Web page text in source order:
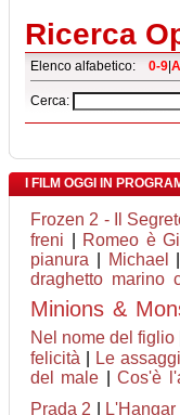
Ricerca
Elenco alfabetico: 0-9 A
Cerca:
I FILM OGGI IN
Frozen 2 - Il
freni Romeo è
pianura
Michael
draghetto marino
Minions &
Nel nome del figlio
felicità
Le
del male |Cos'è
Prada 2